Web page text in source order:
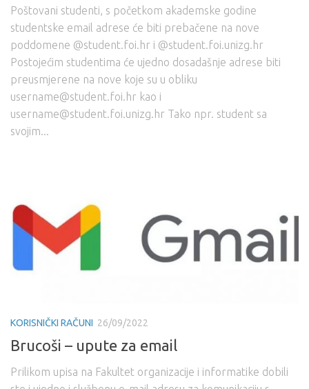
Poštovani studenti, s početkom akademske godine
studentske email adrese će biti prebačene na nove
poddomene @student.foi.hr i @student.foi.unizg.hr
Postojećim studentima će ujedno dosadašnje adrese biti
preusmjerene na nove koje su u obliku
username@student.foi.hr kao i
username@student.foi.unizg.hr Tako npr. student sa
svojim...
KORISNIČKI RAČUNI 26/09/2022
Brucoši – upute za email
Prilikom upisa na Fakultet organizacije i informatike dobili